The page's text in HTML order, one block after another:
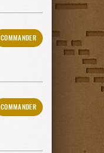
COMMANDER
COMMANDER